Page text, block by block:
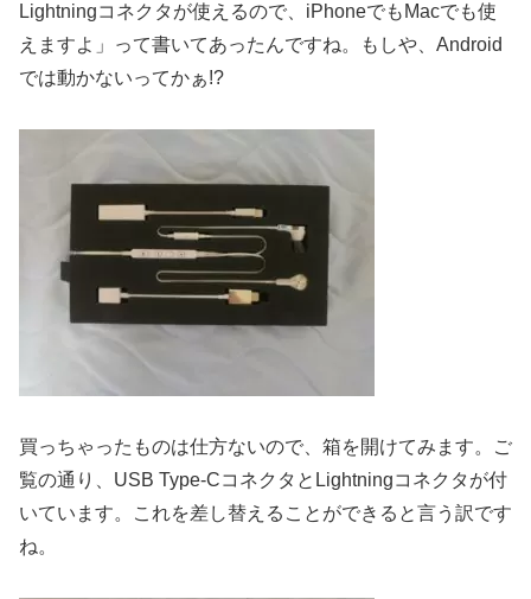
Lightningコネクタが使えるので、iPhoneでもMacでも使
えますよ」って書いてあったんですね。もしや、Android
では動かないってかぁ!?
買っちゃったものは仕方ないので、箱を開けてみます。ご
覧の通り、USB Type-CコネクタとLightningコネクタが付
いています。これを差し替えることができると言う訳です
ね。